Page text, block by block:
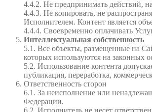
4.4.2. Не предпринимать действий,
4.4.3. Не копировать, не
Исполнителем. Контент является
4.4.4. Своевременно оплачивать
Интеллектуальная собственность
5.1. Все объекты, размещенные на
которых используются на законных
5.2. Использование контента
публикация, переработка,
Ответственность сторон
6.1. За неисполнение или
Федерации.
6.2. Исполнитель не несет